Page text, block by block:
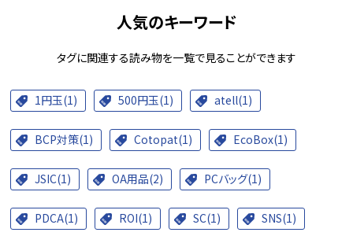
人気のキーワード
タグに関連する読み物を一覧で見ることができます
1円玉(1) 500円玉(1) atell(1)
BCP対策(1) Cotopat(1) EcoBox(1)
JSIC(1) OA用品(2) PCバッグ(1)
PDCA(1) ROI(1) SC(1) SNS(1)